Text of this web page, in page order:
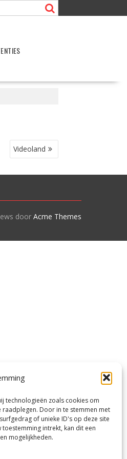
technologieën zoals cookies om
Door in te stemmen met
of unieke ID's op deze site
intrekt, kan dit een
mogelijkheden.
Videoland
door Acme Themes